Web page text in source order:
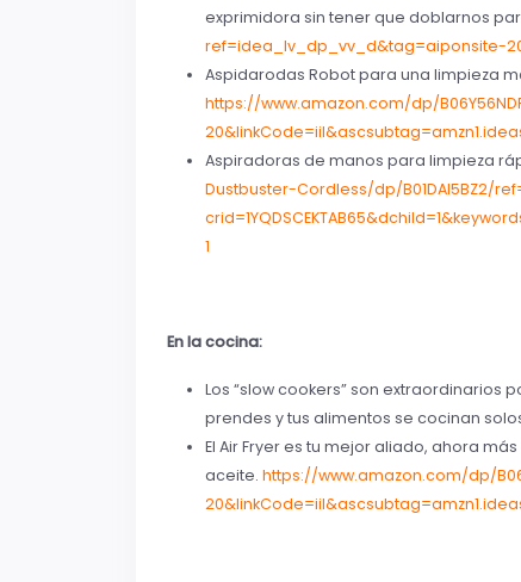
exprimidora sin tener que doblarnos
ref=idea_lv_dp_vv_d&tag=aiponsite-
Aspidarodas Robot para una limpieza
https://www.amazon.com/dp/
Aspiradoras de manos para limpieza
Dustbuster-Cordless/dp/B01DAI5BZ2/
1
En la cocina:
Los “slow cookers” son extraordinarios
prendes y tus alimentos se cocinan
El Air Fryer es tu mejor aliado, ahora
aceite. https://www.amazon.com/dp/